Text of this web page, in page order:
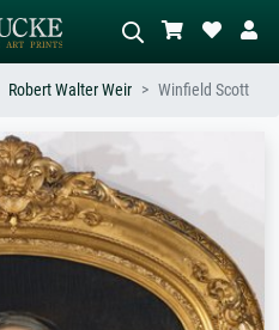
Beskriv scenen – for eksempel grønn
eng, abstrakt med mye rødt, mørkt
oljemaleri, stående akt ved et tre.
Robert Walter Weir Winfield Scott